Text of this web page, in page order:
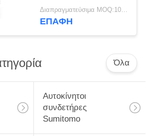
σφραγισμένος
συνδετήρας Pbt Gf30
Διαπραγματεύσιμα MOQ:100 ΜΟΝΑΔΕΣ
ΕΠΑΦΉ
Όλα
Αυτοκίνητοι
συνδετήρες
Sumitomo